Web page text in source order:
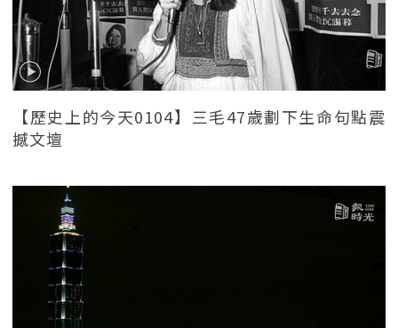
【歷史上的今天0104】三毛47歲劃下生命句點震
撼文壇